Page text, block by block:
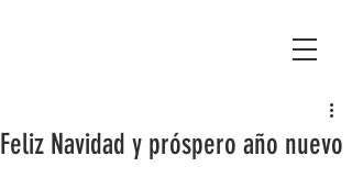
Feliz Navidad y próspero año nuevo